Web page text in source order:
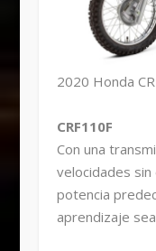
2020 Honda
CRF110F
Con una
velocidades
potencia
aprendizaje